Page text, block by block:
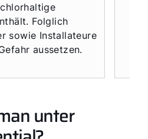
Folglich
sowie Installateure
aussetzen.
unter